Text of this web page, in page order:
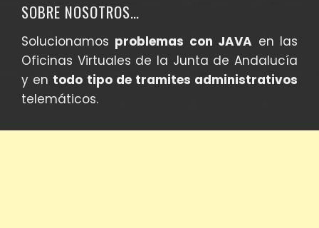
SOBRE NOSOTROS…
Solucionamos problemas con JAVA en las
Oficinas Virtuales de la Junta de Andalucía
y en todo tipo de tramites administrativos
telemáticos.